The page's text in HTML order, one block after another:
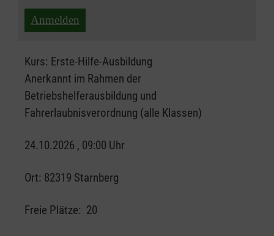
Anmelden
Kurs: Erste-Hilfe-Ausbildung
Anerkannt im Rahmen der
Betriebshelferausbildung und
Fahrerlaubnisverordnung (alle Klassen)
24.10.2026 , 09:00 Uhr
Ort: 82319 Starnberg
Freie Plätze: 20